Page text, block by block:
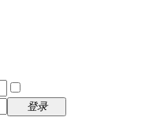
登录